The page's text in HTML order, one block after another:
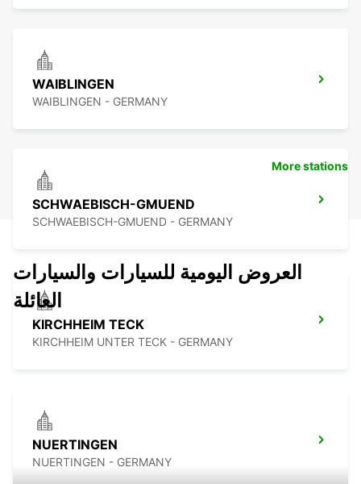
WAIBLINGEN
WAIBLINGEN - GERMANY
SCHWAEBISCH-GMUEND
SCHWAEBISCH-GMUEND - GERMANY
KIRCHHEIM TECK
KIRCHHEIM UNTER TECK - GERMANY
NUERTINGEN
NUERTINGEN - GERMANY
More stations
العروض اليومية للسيارات والسيارات
العائلة